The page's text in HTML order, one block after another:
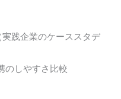
践企業のケーススタデ
のしやすさ比較